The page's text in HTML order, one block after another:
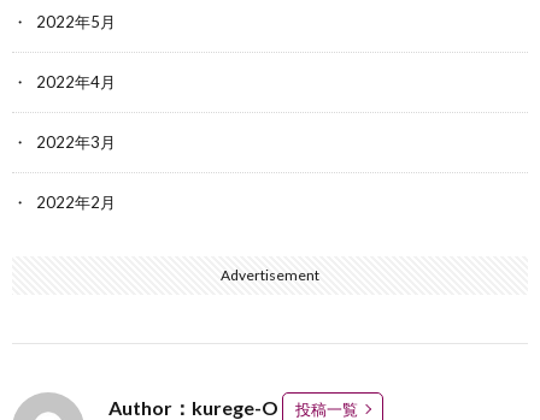
2022年5月
2022年4月
2022年3月
2022年2月
Advertisement
Author：kurege-O 投稿一覧